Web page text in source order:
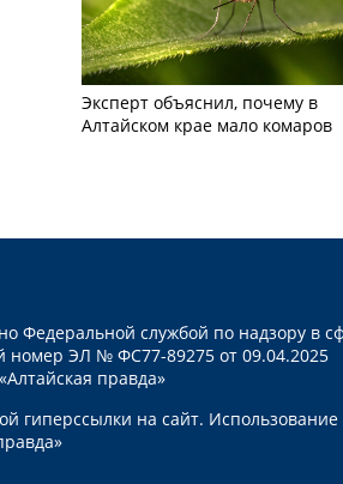
Эксперт объяснил, почему в
Алтайском крае мало комаров
Федеральной службой по надзору в
номер ЭЛ № ФС77-89275 от 09.04.2025
правда»
гиперссылки на сайт. Использование